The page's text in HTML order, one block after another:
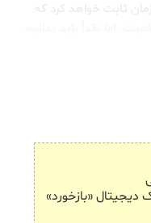
دیجیتال «بازخورد»